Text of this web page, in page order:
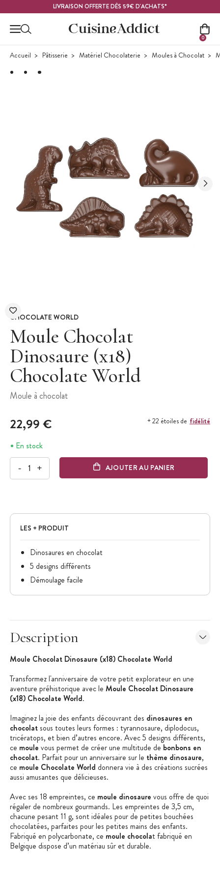
LIVRAISON OFFERTE DÈS 59€ D'ACHATS*
0
Accueil Pâtisserie Matériel Chocolaterie Moules à Chocolat
CHOCOLATE WORLD
Moule Chocolat
Dinosaure (x18)
Chocolate World
Moule à chocolat
22,99 € + 22 étoiles de fidélité
En stock
- + AJOUTER AU PANIER
LES + PRODUIT
Dinosaures en chocolat
5 designs différents
Démoulage facile
Description
Moule Chocolat Dinosaure (x18) Chocolate World
Transformez l'anniversaire de votre petit explorateur en une
aventure préhistorique avec le Moule Chocolat Dinosaure
(x18) Chocolate World.
Imaginez la joie des enfants découvrant des dinosaures en
chocolatsous toutes leurs formes : tyrannosaure, diplodocus,
tricératops, et bien d’autres encore. Avec 5 designs différents,
ce moule vous permet de créer une multitude de bonbons en
chocolat. Parfait pour un anniversaire sur le thème dinosaure,
ce moule Chocolate World donnera vie à des créations sucrées
aussi amusantes que délicieuses.
Avec ses 18 empreintes, ce moule dinosaure vous offre de quoi
régaler de nombreux gourmands. Les empreintes de 3,5 cm,
chacune pesant 11 g, sont idéales pour de petites bouchées
chocolatées, parfaites pour les petites mains des enfants.
Fabriqué en polycarbonate, ce moule chocolat fabriqué en
Belgique dispose d’un matériau sûr et durable.